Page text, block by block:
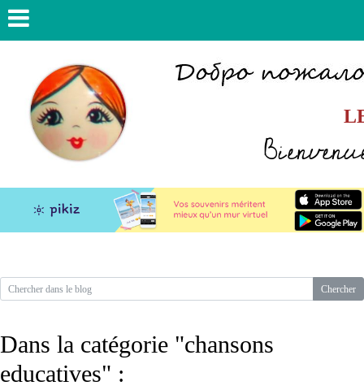
Dans la catégorie "chansons
educatives" :